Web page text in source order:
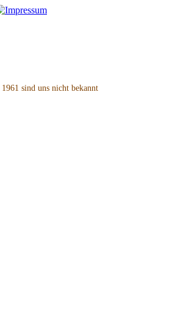
1961 sind uns nicht bekannt